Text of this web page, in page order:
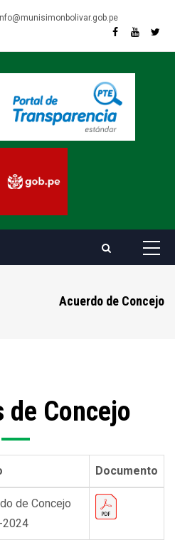
Acuerdo de Concejo
de Concejo
Documento
de Concejo
2024